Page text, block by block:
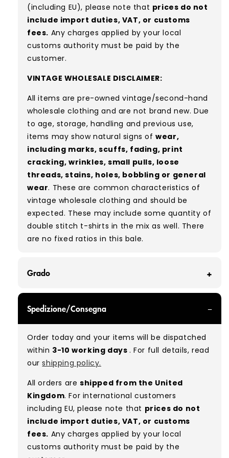
(including EU), please note that prices do not
include import duties, VAT, or customs
fees. Any charges applied by your local
customs authority must be paid by the
customer.
VINTAGE WHOLESALE DISCLAIMER:
All items are pre-owned vintage/second-hand
wholesale clothing and are not brand new. Due
to age, storage, handling and previous use,
items may show natural signs ofwear,
including marks, scuffs, fading, print
cracking, wrinkles, small pulls, loose
threads, stains, holes, bobbling or general
wear. These are common characteristics of
vintage wholesale clothing and should be
expected. These may include some quantity of
double stitch t-shirts in the mix as well. There
are no fixed ratios in this bale.
Grado
you can expect a mix of items in great and
good condition. Some will be defect-free, while
others will show signs of wear. There is no set
ratio between Grade A and Grade B items
included in our bales due to the nature of
used/vintage clothing.
Typical mix:A 70% B 30%(approx.)
Spedizione/Consegna
Order today and your items will be dispatched
within 3-10 working days. For full details, read
ourshipping policy.
All orders are shipped from the United
Kingdom. For international customers
including EU, please note that prices do not
include import duties, VAT, or customs
fees. Any charges applied by your local
customs authority must be paid by the